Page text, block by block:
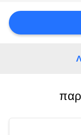
ΠΟΛΙΤΙΚΉ